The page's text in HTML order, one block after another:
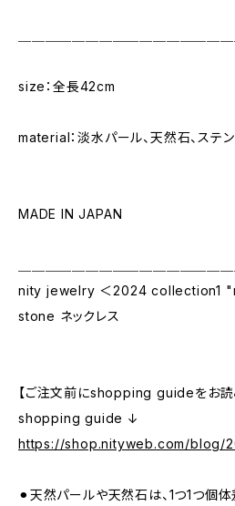
size：全長42cm
material：淡水パール、天然石、ステン
MADE IN JAPAN
nity jewelry ＜2024 collection1
stone ネックレス
【ご注文前にshopping guideをお読み
shopping guide ↓
https://shop.nityweb.com/blog/
⚫︎天然パールや天然石は、1つ1つ個体